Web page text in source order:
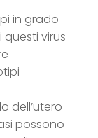
in grado
questi virus
dell’utero
possono